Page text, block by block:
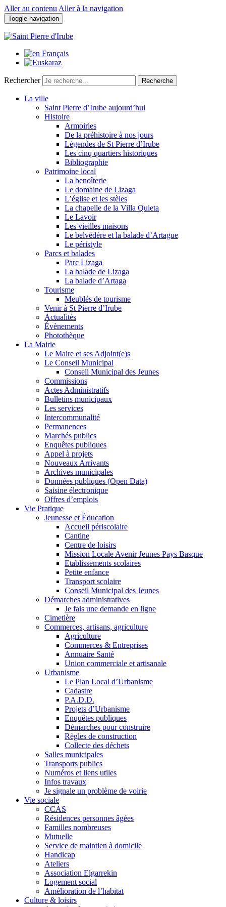
Aller au contenu Aller à la navigation
Toggle navigation
Rechercher Recherche
La ville
Saint Pierre d’Irube aujourd’hui
Histoire
Armoiries
De la préhistoire à nos jours
Légendes de St Pierre d’Irube
Les cinq quartiers historiques
Bibliographie
Patrimoine local
La benoîterie
Le domaine de Lizaga
L’église et les stèles
La chapelle de la Villa Quieta
Le Lavoir
Les vieilles maisons
Le belvédère et la balade d’Artague
Le péristyle
Parcs et balades
Parc Lizaga
La balade de Lizaga
La balade d’Artaga
Tourisme
Meublés de tourisme
Venir à St Pierre d’Irube
Actualités
Évènements
Photothèque
La Mairie
Le Maire et ses Adjoint(e)s
Le Conseil Municipal
Conseil Municipal des Jeunes
Commissions
Actes Administratifs
Bulletins municipaux
Les services
Intercommunalité
Permanences
Marchés publics
Enquêtes publiques
Appel à projets
Nouveaux Arrivants
Archives municipales
Données publiques (Open Data)
Saisine électronique
Offres d’emplois
Vie Pratique
Jeunesse et Éducation
Accueil périscolaire
Cantine
Centre de loisirs
Mission Locale Avenir Jeunes Pays Basque
Etablissements scolaires
Petite enfance
Transport scolaire
Conseil Municipal des Jeunes
Démarches administratives
Je fais une demande en ligne
Cimetière
Commerces, artisans, agriculture
Agriculture
Commerces & Entreprises
Annuaire Santé
Union commerciale et artisanale
Urbanisme
Le Plan Local d’Urbanisme
Cadastre
P.A.D.D.
Projets d’Urbanisme
Enquêtes publiques
Démarches pour construire
Règles de construction
Collecte des déchets
Salles municipales
Transports publics
Numéros et liens utiles
Infos travaux
Je signale un problème de voirie
Vie sociale
CCAS
Résidences personnes âgées
Familles nombreuses
Mutuelle
Service de maintien à domicile
Handicap
Ateliers
Association Elgarrekin
Logement social
Amélioration de l’habitat
Culture & loisirs